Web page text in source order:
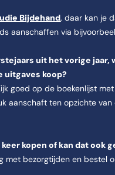
Bijdehand, daar kan je
aanschaffen via
uit het vorige jaar,
uitgaves koop?
goed op de boekenlijst
aanschaft ten opzichte van
kopen of kan dat ook
met bezorgtijden en bestel